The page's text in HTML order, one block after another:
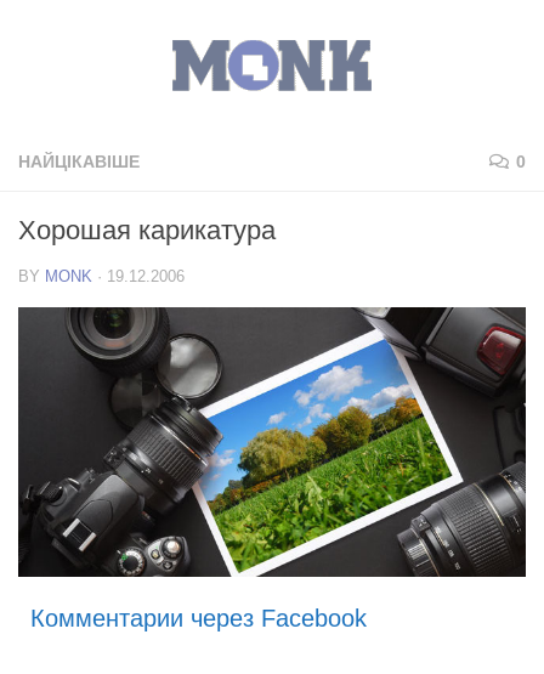
НАЙЦІКАВІШЕ 0
Хорошая карикатура
BY MONK · 19.12.2006
Комментарии через Facebook